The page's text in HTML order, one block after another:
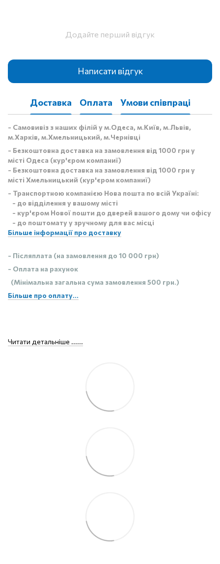
Додайте перший відгук
Написати відгук
Доставка Оплата Умови співпраці
- Самовивіз з наших філій у м.Одеса, м.Київ, м.Львів,
м.Харків, м.Хмельницький, м.Чернівці
- Безкоштовна доставка на замовлення від 1000 грн у
місті Одеса (кур'єром компаниї)
- Безкоштовна доставка на замовлення від 1000 грн у
місті Хмельницький (кур'єром компаниї)
- Транспортною компанією Нова пошта по всій Україні:
- до відділення у вашому місті
- кур'єром Нової пошти до дверей вашого дому чи офісу
- до поштомату у зручному для вас місці
Більше інформації про доставку
- Післяплата (на замовлення до 10 000 грн)
- Оплата на рахунок
(Мінімальна загальна сума замовлення 500 грн.)
Більше про оплату...
Читати детальніше ......